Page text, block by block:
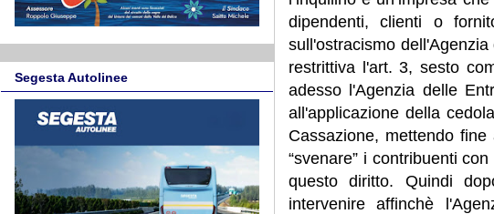
dipendenti, clienti o
sull'ostracismo
restrittiva l'art. 3, sesto
adesso l'Agenzia delle
all'applicazione della
Cassazione, mettendo
“svenare” i contribuenti
questo diritto. Quindi
intervenire affinchè
Segesta Autolinee